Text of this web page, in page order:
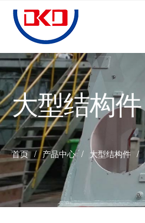
首页
关于多凯
产品中心
新闻中心
人才招聘
联系我们
大型结构件
首页 / 产品中心 / 大型结构件 /